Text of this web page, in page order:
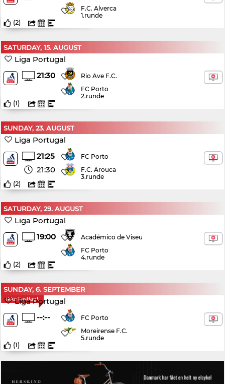
F.C. Alverca
1.runde
(2)
SATURDAY, 15. AUGUST
Liga Portugal
21:30
Rio Ave F.C.
FC Porto
2.runde
(1)
SUNDAY, 23. AUGUST
Liga Portugal
21:25
21:30
FC Porto
F.C. Arouca
3.runde
(2)
SATURDAY, 29. AUGUST
Liga Portugal
19:00
Académico de Viseu
FC Porto
4.runde
(2)
SUNDAY, 6. SEPTEMBER
Ikke Fastlagt
Liga Portugal
--:--
FC Porto
Moreirense F.C.
5.runde
(1)